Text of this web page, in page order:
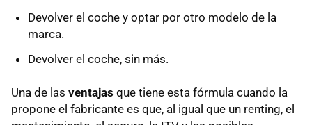
Devolver el coche y optar por otro modelo de la
marca.
Devolver el coche, sin más.
Una de las ventajas que tiene esta fórmula cuando la
propone el fabricante es que, al igual que un renting, el